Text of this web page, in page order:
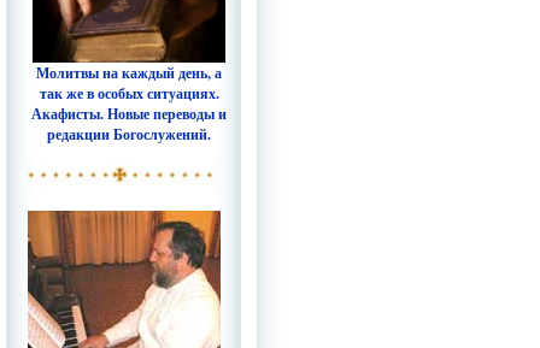
Молитвы на каждый день, а
так же в особых ситуациях.
Акафисты. Новые переводы и
редакции Богослужений.